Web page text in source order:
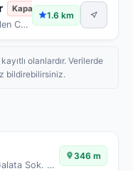
Kapalı
Ali Paşa Mah Cumhuriyet Bulv. Yükselen Cad No:30 Ç
1.6 km
olanlardır. Verilerde
bildirebilirsiniz.
Muhittin Mah. Şehit Arman Galata Sok. No:23-29A
346 m